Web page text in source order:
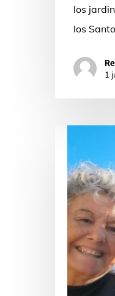
los
los
1
qué
bonita
hija?»